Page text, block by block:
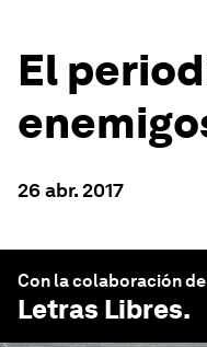
El
26 abr. 2017
Con la colaboración de
Letras Libres.